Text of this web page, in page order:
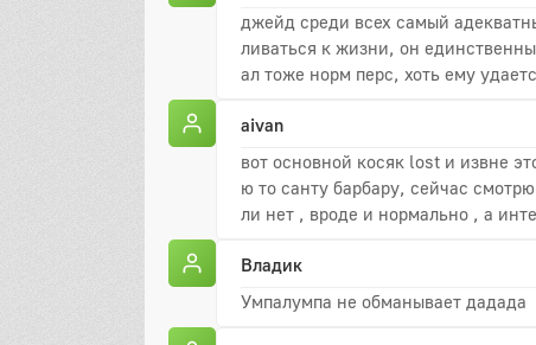
джейд среди всех самый
ливаться к жизни, он
ал тоже норм перс, хоть ему
aivan
вот основной косяк lost и извне
ю то санту барбару, сейчас
ли нет , вроде и нормально , а
Владик
Умпалумпа не обманывает дадада